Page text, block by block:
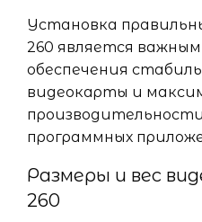
Установка
260 является
обеспечения
видеокарты и
производительности
программных
Размеры и вес
260